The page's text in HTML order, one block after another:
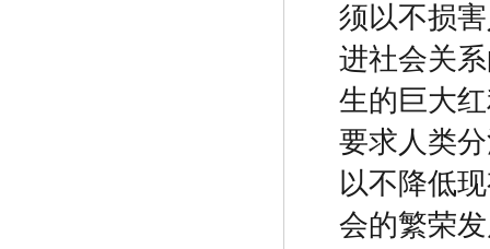
须以不损
进社会关
生的巨大
要求人类
以不降低
会的繁荣